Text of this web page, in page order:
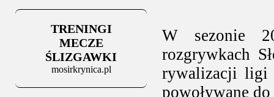
Stowarzyszenie po Walnym
TRENINGI
MECZE
ŚLIZGAWKI
mosirkrynica.pl
W sezonie
rozgrywkach
rywalizacji ligi
powoływane